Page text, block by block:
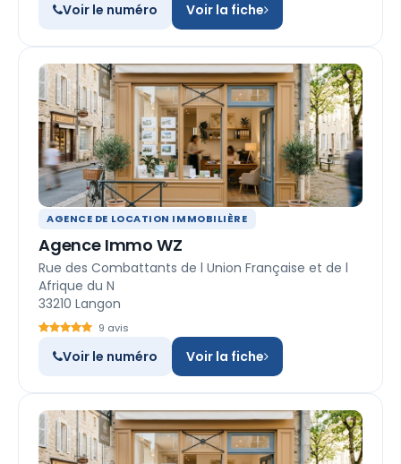
Voir le numéro Voir la fiche
AGENCE DE LOCATION IMMOBILIÈRE
Agence Immo WZ
Rue des Combattants de l Union Française et de l
Afrique du N
33210 Langon
9 avis
Voir le numéro Voir la fiche